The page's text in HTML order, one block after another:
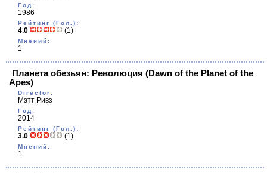
Год:
1986
Рейтинг (Гол.):
4.0 (1)
Мнений:
1
Планета обезьян: Революция (Dawn of the Planet of the
Apes)
Director:
Мэтт Ривз
Год:
2014
Рейтинг (Гол.):
3.0 (1)
Мнений:
1